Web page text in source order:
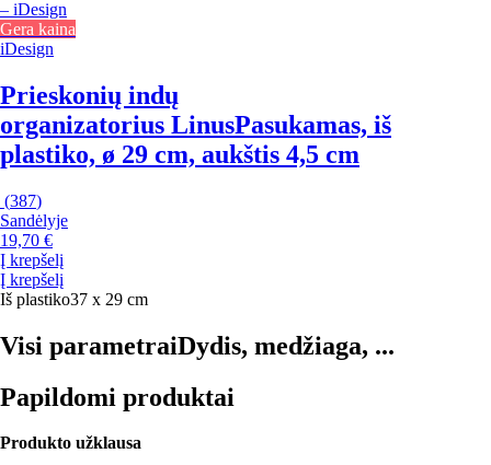
Gera kaina
iDesign
Prieskonių indų
organizatorius LinusPasukamas, iš
plastiko, ø 29 cm, aukštis 4,5 cm
(387)
Sandėlyje
19,70 €
Į krepšelį
Į krepšelį
Iš plastiko37 x 29 cm
Visi parametraiDydis, medžiaga, ...
Papildomi produktai
Produkto užklausa